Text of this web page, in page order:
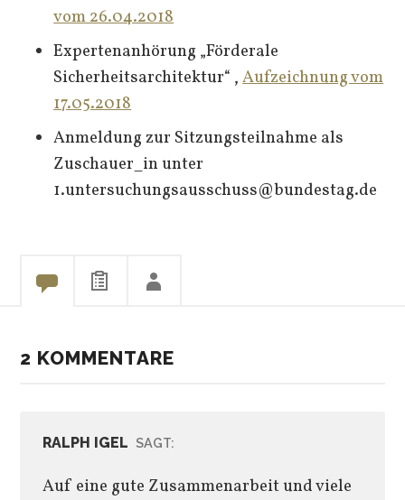
vom 26.04.2018
Expertenanhörung „Förderale
Sicherheitsarchitektur“ ,Aufzeichnung vom
17.05.2018
Anmeldung zur Sitzungsteilnahme als
Zuschauer_in unter
1.untersuchungsausschuss@bundestag.de
2 KOMMENTARE
RALPH IGEL SAGT:
Auf eine gute Zusammenarbeit und viele